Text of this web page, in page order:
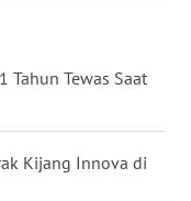
Tahun Tewas Saat
Kijang Innova di